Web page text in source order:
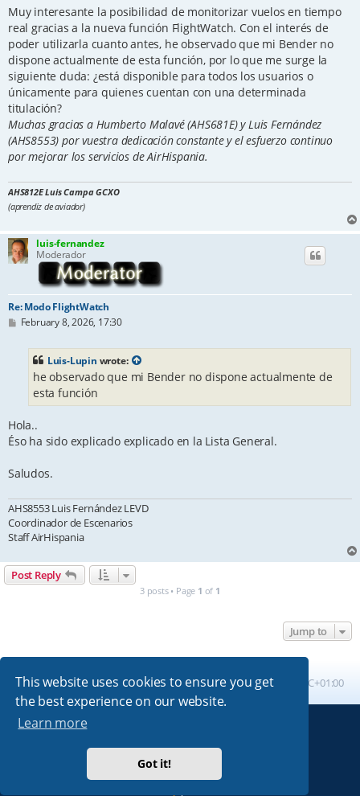
This website uses cookies to ensure you get
the best experience on our website.
Learn more
Got it!
s
Muy interesante la posibilidad de monitorizar vuelos en tiempo
real gracias a la nueva función FlightWatch. Con el interés de
poder utilizarla cuanto antes, he observado que mi Bender no
dispone actualmente de esta función, por lo que me surge la
siguiente duda: ¿está disponible para todos los usuarios o
únicamente para quienes cuentan con una determinada
titulación?
Muchas gracias a Humberto Malavé (AHS681E) y Luis Fernández
(AHS8553) por vuestra dedicación constante y el esfuerzo continuo
por mejorar los servicios de AirHispania.
AHS812E Luis Campa GCXO
(aprendiz de aviador)
luis-fernandez
Moderador
Re: Modo FlightWatch
PFebruary 8, 2026, 17:30
Luis-Lupin wrote:
he observado que mi Bender no dispone actualmente de
esta función
Hola..
Éso ha sido explicado explicado en la Lista General.
Saludos.
AHS8553 Luis Fernández LEVD
Coordinador de Escenarios
Staff AirHispania
Post Reply
3 posts • Page 1 of 1
Jump to
Board index All times are UTC+01:00
Absolution style by
Premium phpBB Styles